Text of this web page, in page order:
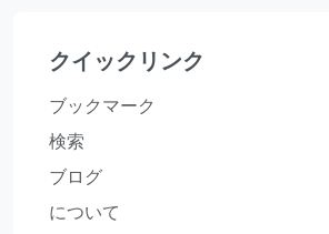
クイックリンク
ブックマーク
検索
ブログ
について